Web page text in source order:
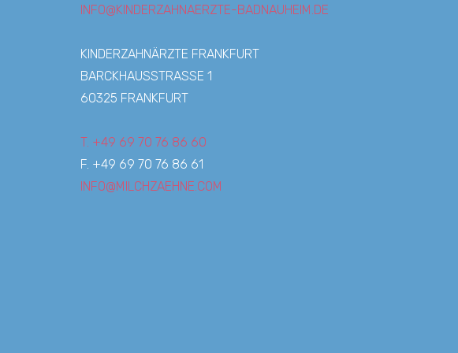
INFO@KINDERZAHNAERZTE-BADNAUHEIM.DE
KINDERZAHNÄRZTE FRANKFURT
BARCKHAUSSTRASSE 1
60325 FRANKFURT
T. +49 69 70 76 86 60
F. +49 69 70 76 86 61
INFO@MILCHZAEHNE.COM